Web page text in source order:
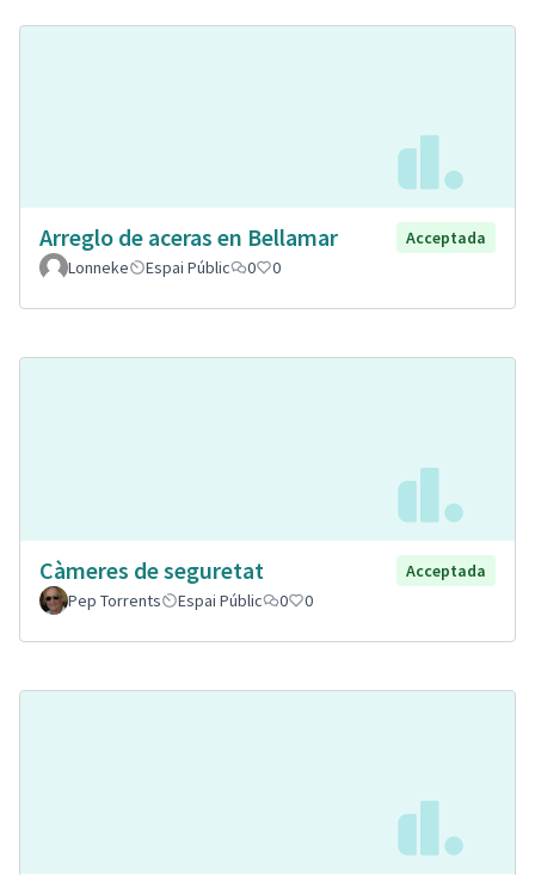
Arreglo de aceras en Bellamar
Acceptada
Lonneke
Espai Públic 0 0
Càmeres de seguretat
Acceptada
Pep Torrents
Espai Públic 0 0